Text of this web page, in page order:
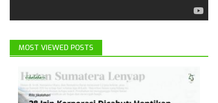
MOST VIEWED POSTS